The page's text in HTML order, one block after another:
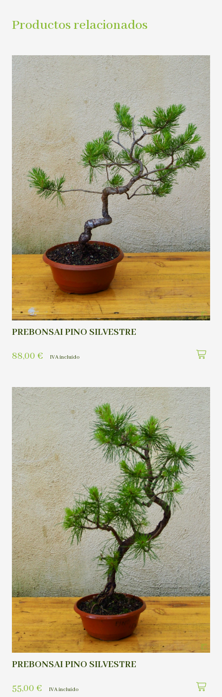
Productos relacionados
PREBONSAI PINO SILVESTRE
88,00 € IVA incluído
PREBONSAI PINO SILVESTRE
55,00 € IVA incluído